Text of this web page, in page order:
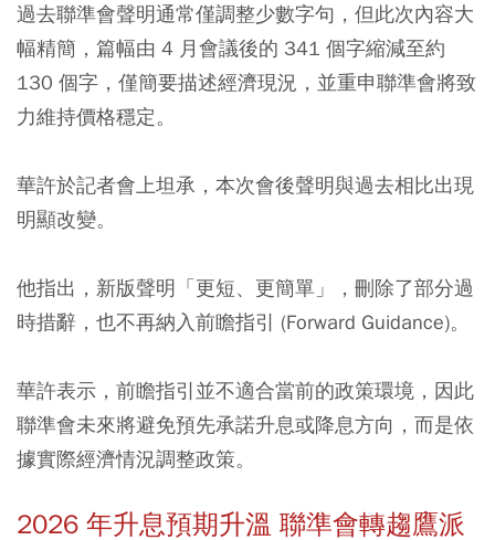
過去聯準會聲明通常僅調整少數字句，但此次內容大
幅精簡，篇幅由 4 月會議後的 341 個字縮減至約
130 個字，僅簡要描述經濟現況，並重申聯準會將致
力維持價格穩定。
華許於記者會上坦承，本次會後聲明與過去相比出現
明顯改變。
他指出，新版聲明「更短、更簡單」，刪除了部分過
時措辭，也不再納入前瞻指引 (Forward Guidance)。
華許表示，前瞻指引並不適合當前的政策環境，因此
聯準會未來將避免預先承諾升息或降息方向，而是依
據實際經濟情況調整政策。
2026 年升息預期升溫 聯準會轉趨鷹派